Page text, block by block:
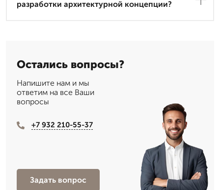
разработки архитектурной концепции?
Остались вопросы?
Напишите нам и мы
ответим на все Ваши
вопросы
+7 932 210-55-37
Задать вопрос